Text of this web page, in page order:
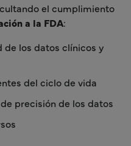
el cumplimiento
a la FDA:
los datos clínicos y
del ciclo de vida
precisión de los datos